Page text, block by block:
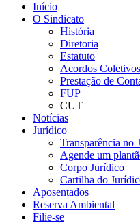
Início
O Sindicato
História
Diretoria
Estatuto
Acordos Coletivos
Prestação de
FUP
CUT
Notícias
Jurídico
Transparência no
Agende um
Corpo Jurídico
Cartilha do
Aposentados
Reserva Ambiental
Filie-se